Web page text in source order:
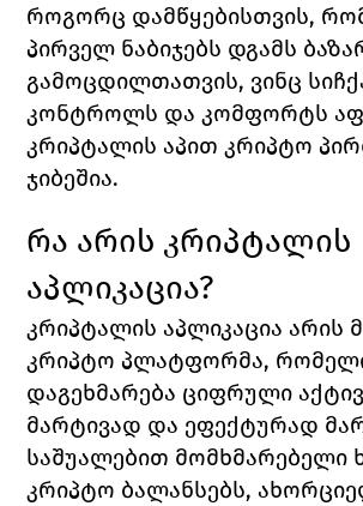
როგორც დამწყებისთვის,
პირველ ნაბიჯებს დგამს
გამოცდილთათვის, ვინც
კონტროლს და კომფორტს
კრიპტალის აპით კრიპტო
ჯიბეშია.
რა არის კრიპტალის
აპლიკაცია?
კრიპტალის აპლიკაცია არის
კრიპტო პლატფორმა,
დაგეხმარება ციფრული
მარტივად და ეფექტურად
საშუალებით მომხმარებელი
კრიპტო ბალანსებს,